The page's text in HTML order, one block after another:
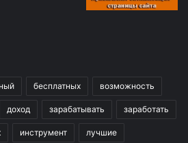
бесплатных возможность
доход зарабатывать заработать
инструмент лучшие